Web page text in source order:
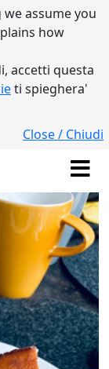
assume you
how
accetti questa
ti spieghera'
Close / Chiudi